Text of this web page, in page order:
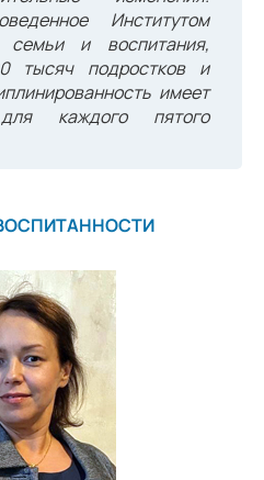
Институтом
семьи и воспитания,
тысяч подростков и
имеет
каждого пятого